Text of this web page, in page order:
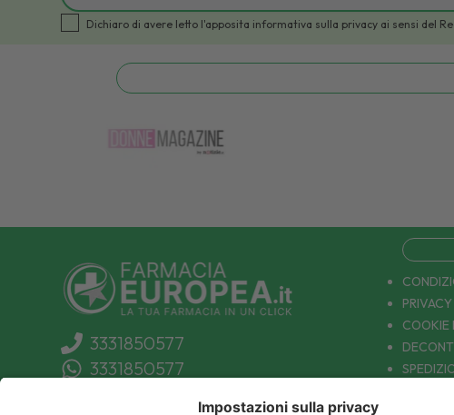
Dichiaro di avere letto l'apposita informativa sulla privacy ai sensi del
3331850577
3331850577
info@farmaciaeuropea.it
COOKIE